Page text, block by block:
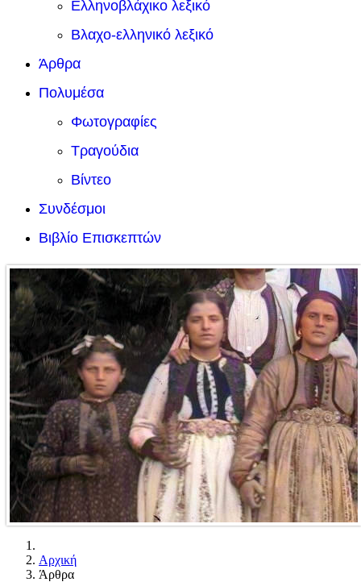
Ελληνοβλάχικο λεξικό
Βλαχο-ελληνικό λεξικό
Άρθρα
Πολυμέσα
Φωτογραφίες
Τραγούδια
Βίντεο
Συνδέσμοι
Βιβλίο Επισκεπτών
Αρχική
Άρθρα